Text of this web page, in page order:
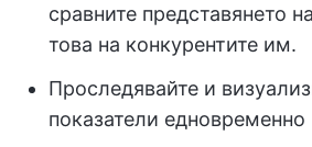
сравните представянето
това на конкурентите им.
Проследявайте и
показатели едновременно